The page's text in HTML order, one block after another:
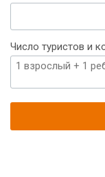
Число туристов и